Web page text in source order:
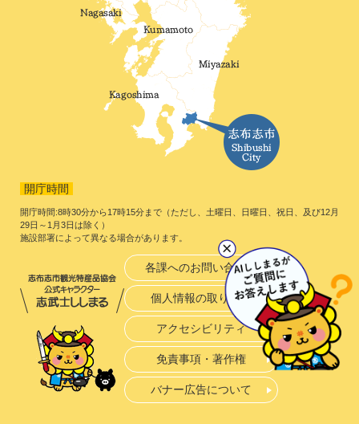
開庁時間
開庁時間:8時30分から17時15分まで（ただし、土曜日、日曜日、祝日、及び12月
29日～1月3日は除く）
施設部署によって異なる場合があります。
各課へのお問い合わせ
個人情報の取り扱い
アクセシビリティ
免責事項・著作権
バナー広告について